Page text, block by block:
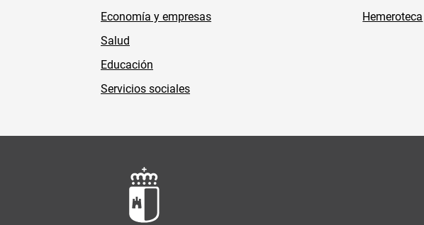
Economía y empresas
Salud
Educación
Servicios sociales
Hemeroteca